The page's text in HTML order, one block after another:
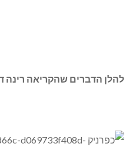
להלן הדברים שהקריאה רינה